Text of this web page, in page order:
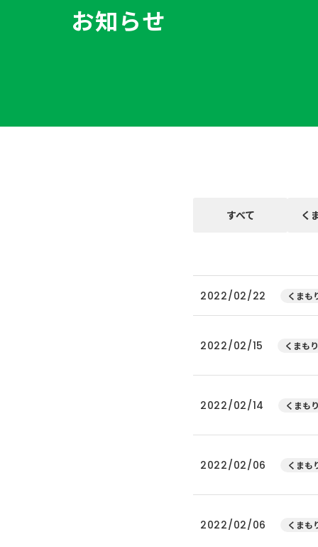
お知らせ
すべて く
2022/02/22 くまも
2022/02/15 くまも
2022/02/14 くまも
2022/02/06 くまも
2022/02/06 くまも